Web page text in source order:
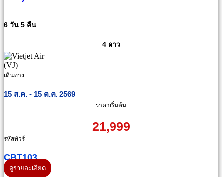
6 วัน 5 คืน
4 ดาว
เดินทาง :
15 ส.ค. - 15 ต.ค. 2569
ราคาเริ่มต้น
21,999
รหัสทัวร์
CBT103
ดูรายละเอียด